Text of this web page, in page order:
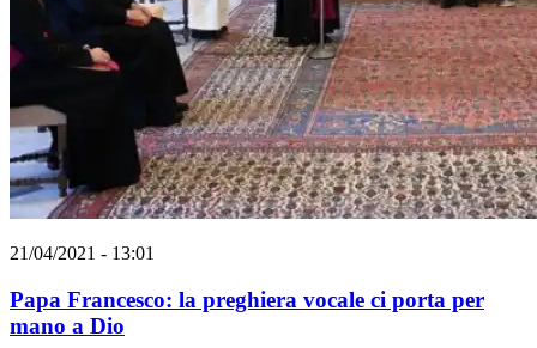
21/04/2021 - 13:01
Papa Francesco: la preghiera vocale ci porta per
mano a Dio